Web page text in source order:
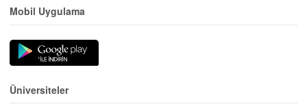
Mobil Uygulama
Üniversiteler